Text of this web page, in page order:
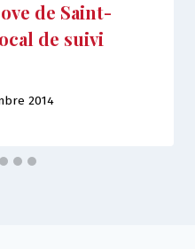
de Saint-
de suivi
2014